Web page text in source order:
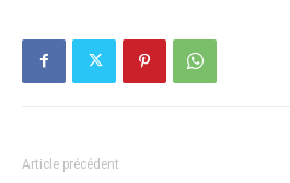
Article précédent